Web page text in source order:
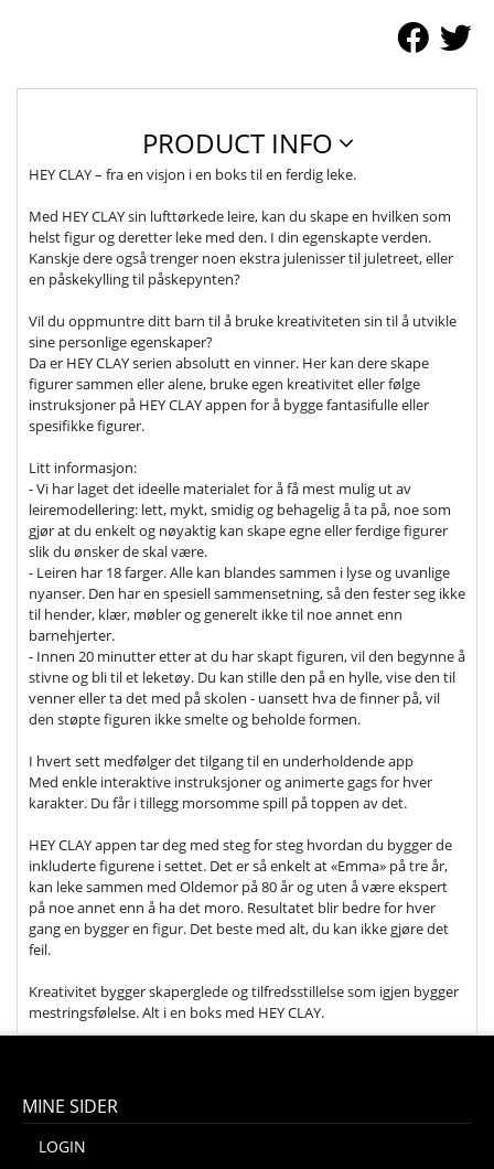
PRODUCT INFO
HEY CLAY – fra en visjon i en boks til en ferdig leke.
Med HEY CLAY sin lufttørkede leire, kan du skape en hvilken som
helst figur og deretter leke med den. I din egenskapte verden.
Kanskje dere også trenger noen ekstra julenisser til juletreet, eller
en påskekylling til påskepynten?
Vil du oppmuntre ditt barn til å bruke kreativiteten sin til å utvikle
sine personlige egenskaper?
Da er HEY CLAY serien absolutt en vinner. Her kan dere skape
figurer sammen eller alene, bruke egen kreativitet eller følge
instruksjoner på HEY CLAY appen for å bygge fantasifulle eller
spesifikke figurer.
Litt informasjon:
- Vi har laget det ideelle materialet for å få mest mulig ut av
leiremodellering: lett, mykt, smidig og behagelig å ta på, noe som
gjør at du enkelt og nøyaktig kan skape egne eller ferdige figurer
slik du ønsker de skal være.
- Leiren har 18 farger. Alle kan blandes sammen i lyse og uvanlige
nyanser. Den har en spesiell sammensetning, så den fester seg ikke
til hender, klær, møbler og generelt ikke til noe annet enn
barnehjerter.
- Innen 20 minutter etter at du har skapt figuren, vil den begynne å
stivne og bli til et leketøy. Du kan stille den på en hylle, vise den til
venner eller ta det med på skolen - uansett hva de finner på, vil
den støpte figuren ikke smelte og beholde formen.
I hvert sett medfølger det tilgang til en underholdende app
Med enkle interaktive instruksjoner og animerte gags for hver
karakter. Du får i tillegg morsomme spill på toppen av det.
HEY CLAY appen tar deg med steg for steg hvordan du bygger de
inkluderte figurene i settet. Det er så enkelt at «Emma» på tre år,
kan leke sammen med Oldemor på 80 år og uten å være ekspert
på noe annet enn å ha det moro. Resultatet blir bedre for hver
gang en bygger en figur. Det beste med alt, du kan ikke gjøre det
feil.
Kreativitet bygger skaperglede og tilfredsstillelse som igjen bygger
mestringsfølelse. Alt i en boks med HEY CLAY.
MINE SIDER
LOGIN